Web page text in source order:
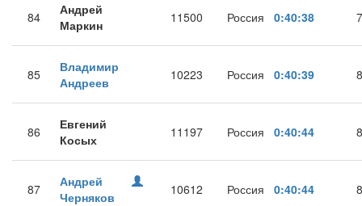
84
Андрей
Маркин
11500 Россия 0:40:38
85
Владимир
Андреев
10223 Россия 0:40:39
86
Евгений
Косых
11197 Россия 0:40:44
87
Андрей
Черняков
10612 Россия 0:40:44